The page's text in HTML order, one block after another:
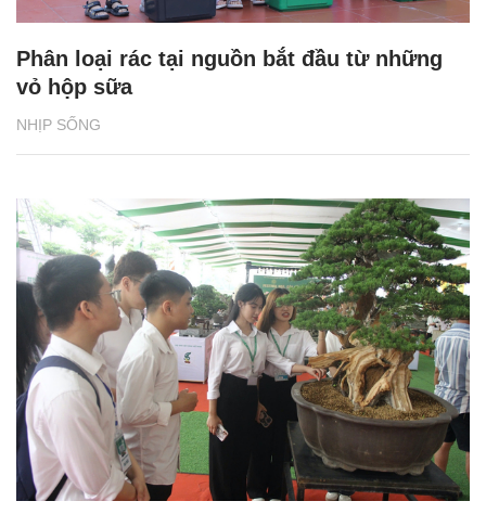
NHỊP SỐNG
Phân loại rác tại nguồn bắt đầu từ những
vỏ hộp sữa